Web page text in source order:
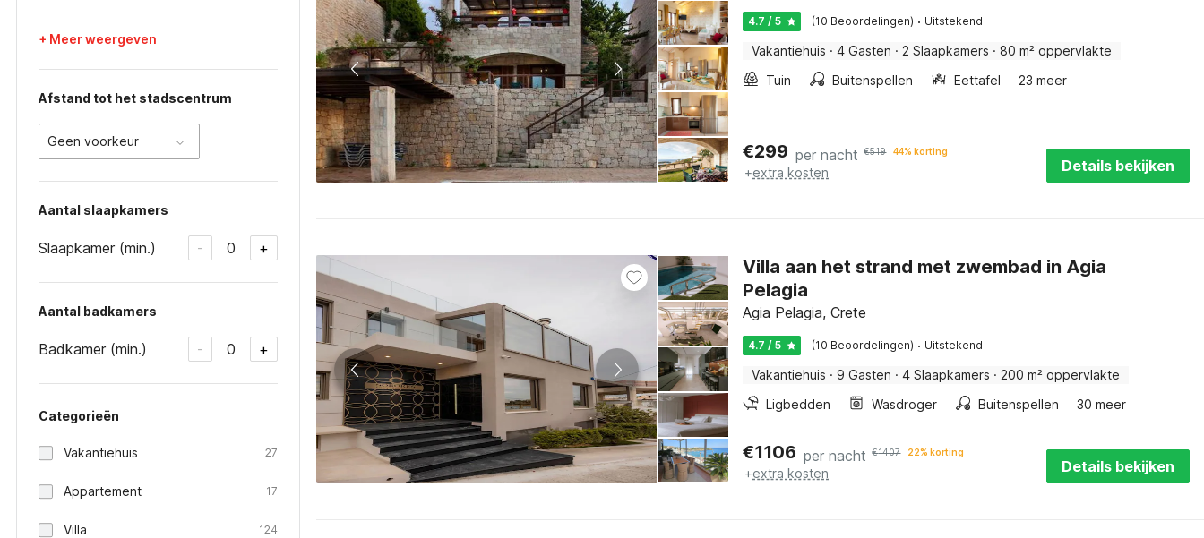
+ Meer weergeven
Afstand tot het stadscentrum
Geen voorkeur
Aantal slaapkamers
Slaapkamer (min.) - 0 +
Aantal badkamers
Badkamer (min.) - 0 +
Categorieën
Vakantiehuis 27
Appartement 17
Villa 124
4.7 / 5 (10 Beoordelingen) · Uitstekend
Vakantiehuis · 4 Gasten · 2 Slaapkamers · 80 m² oppervlakte
Tuin
Buitenspellen Eettafel 23 meer
€299 per nacht €519 44% korting
+extra kosten Details bekijken
Villa aan het strand met zwembad in Agia
Pelagia
Agia Pelagia, Crete
4.7 / 5 (10 Beoordelingen) · Uitstekend
Vakantiehuis · 9 Gasten · 4 Slaapkamers · 200 m² oppervlakte
Ligbedden
Wasdroger Buitenspellen 30 meer
€1106 per nacht €1407 22% korting
+extra kosten Details bekijken